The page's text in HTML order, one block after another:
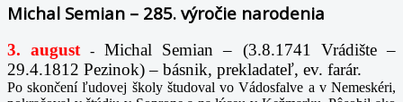
Michal Semian – 285. výročie narodenia
3. august -Michal Semian – (3.8.1741 Vrádište –
29.4.1812 Pezinok) – básnik, prekladateľ, ev. farár.
Po skončení ľudovej školy študoval vo Vádosfalve a v Nemeskéri,